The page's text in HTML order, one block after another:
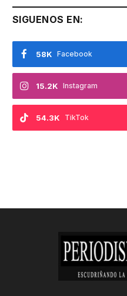
SIGUENOS EN:
Facebook
58K
Instagram
15.2K
TikTok
54.3K